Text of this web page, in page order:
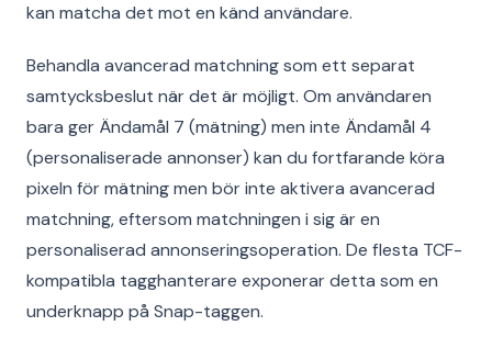
kan matcha det mot en känd användare.
Behandla avancerad matchning som ett separat
samtycksbeslut när det är möjligt. Om användaren
bara ger Ändamål 7 (mätning) men inte Ändamål 4
(personaliserade annonser) kan du fortfarande köra
pixeln för mätning men bör inte aktivera avancerad
matchning, eftersom matchningen i sig är en
personaliserad annonseringsoperation. De flesta TCF-
kompatibla tagghanterare exponerar detta som en
underknapp på Snap-taggen.